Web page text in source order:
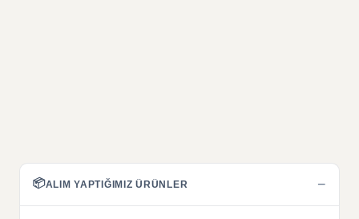
📦ALIM YAPTIĞIMIZ ÜRÜNLER −